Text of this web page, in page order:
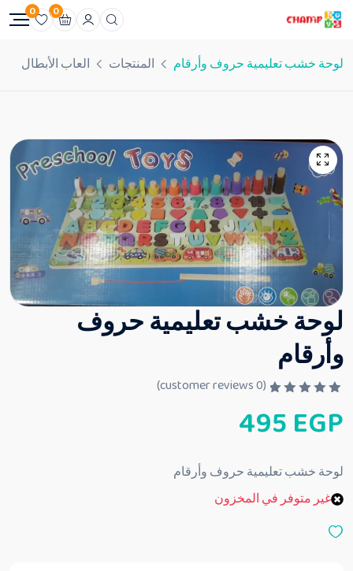
0
0
لوحة خشب تعليمية حروف وأرقام المنتجات العاب الأبطال
لوحة خشب تعليمية حروف
وأرقام
م
ا
ي
م
ن
(
0
495EGP
لوحة خشب تعليمية حروف وأرقام
غير متوفر في المخزون